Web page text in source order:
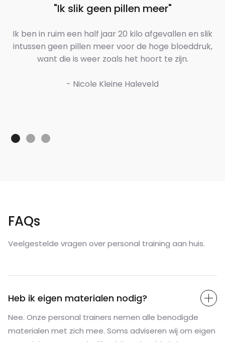
"Ik slik geen pillen meer"
Ik ben in ruim een half jaar 20 kilo afgevallen en slik
intussen geen pillen meer voor de hoge bloeddruk,
want die is weer zoals het hoort te zijn.
- Nicole Kleine Haleveld
FAQs
Veelgestelde vragen over personal training aan huis.
Heb ik eigen materialen nodig?
Nee. Onze personal trainers nemen alle benodigde
materialen met zich mee. Soms adviseren wij om eigen